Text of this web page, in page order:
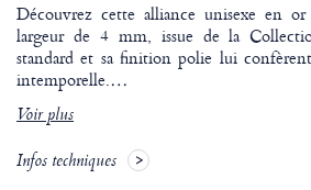
Découvrez cette alliance unisexe en
largeur de 4 mm, issue de la
standard et sa finition polie lui
intemporelle.…
Voir plus
Infos techniques